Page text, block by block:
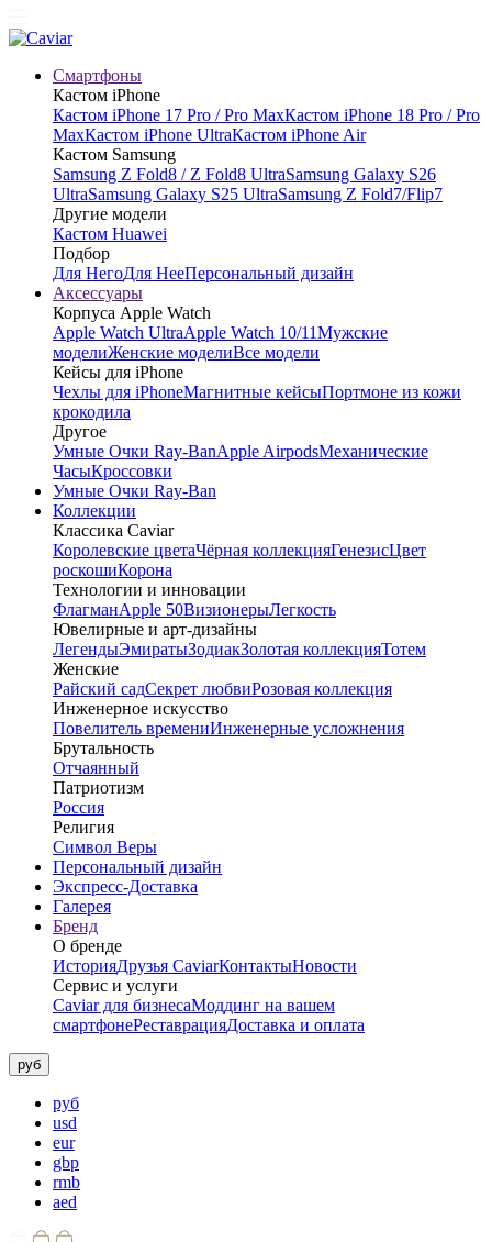
Смартфоны
Кастом iPhone
Кастом iPhone 17 Pro / Pro MaxКастом iPhone 18 Pro / Pro
MaxКастом iPhone UltraКастом iPhone Air
Кастом Samsung
Samsung Z Fold8 / Z Fold8 UltraSamsung Galaxy S26
UltraSamsung Galaxy S25 UltraSamsung Z Fold7/Flip7
Другие модели
Кастом Huawei
Подбор
Для НегоДля НееПерсональный дизайн
Аксессуары
Корпуса Apple Watch
Apple Watch UltraApple Watch 10/11Мужские
моделиЖенские моделиВсе модели
Кейсы для iPhone
Чехлы для iPhoneМагнитные кейсыПортмоне из кожи
крокодила
Другое
Умные Очки Ray-BanApple AirpodsМеханические
ЧасыКроссовки
Умные Очки Ray-Ban
Коллекции
Классика Caviar
Королевские цветаЧёрная коллекцияГенезисЦвет
роскошиКорона
Технологии и инновации
ФлагманApple 50ВизионерыЛегкость
Ювелирные и арт-дизайны
ЛегендыЭмиратыЗодиакЗолотая коллекцияТотем
Женские
Райский садСекрет любвиРозовая коллекция
Инженерное искусство
Повелитель времениИнженерные усложнения
Брутальность
Отчаянный
Патриотизм
Россия
Религия
Символ Веры
Персональный дизайн
Экспресс-Доставка
Галерея
Бренд
О бренде
ИсторияДрузья CaviarКонтактыНовости
Сервис и услуги
Caviar для бизнесаМоддинг на вашем
смартфонеРеставрацияДоставка и оплата
руб
руб
usd
eur
gbp
rmb
aed